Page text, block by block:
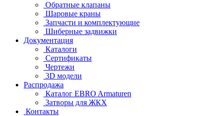
Обратные клапаны
Шаровые краны
Запчасти и комплектующие
Шиберные задвижки
Документация
Каталоги
Сертификаты
Чертежи
3D модели
Распродажа
Каталог EBRO Armaturen
Затворы для ЖКХ
Контакты